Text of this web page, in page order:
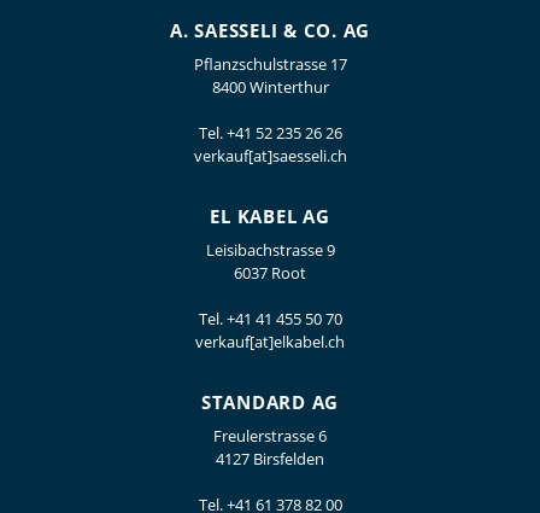
A. SAESSELI & CO. AG
Pflanzschulstrasse 17
8400 Winterthur
Tel.+41 52 235 26 26
verkauf[at]saesseli.ch
EL KABEL AG
Leisibachstrasse 9
6037 Root
Tel.+41 41 455 50 70
verkauf[at]elkabel.ch
STANDARD AG
Freulerstrasse 6
4127 Birsfelden
Tel.+41 61 378 82 00